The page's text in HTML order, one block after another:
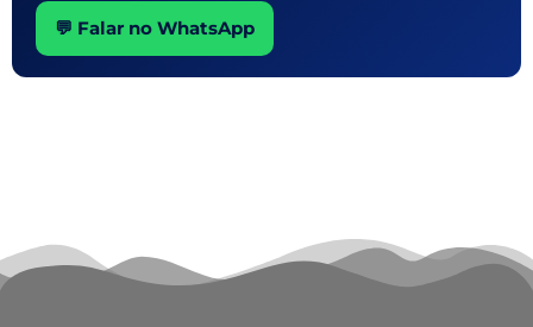
💬 Falar no WhatsApp